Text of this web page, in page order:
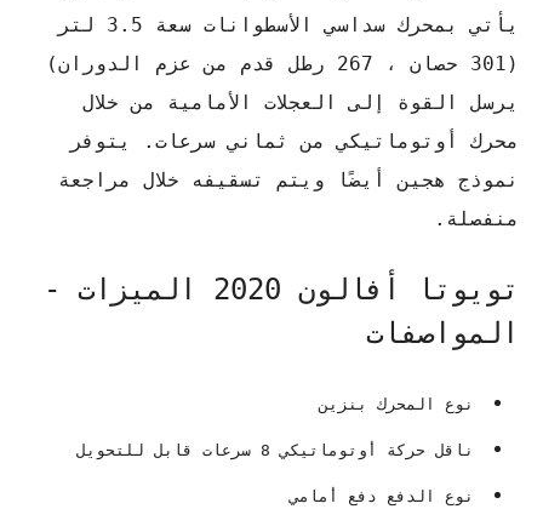
يأتي بمحرك سداسي الأسطوانات سعة 3.5 لتر
(301 حصان ، 267 رطل قدم من عزم الدوران)
يرسل القوة إلى العجلات الأمامية من خلال
محرك أوتوماتيكي من ثماني سرعات. يتوفر
نموذج هجين أيضًا ويتم تسقيفه خلال مراجعة
منفصلة.
تويوتا أفالون 2020 الميزات -
المواصفات
نوع المحرك بنزين
ناقل حركة أوتوماتيكي 8 سرعات قابل للتحويل
نوع الدفع دفع أمامي